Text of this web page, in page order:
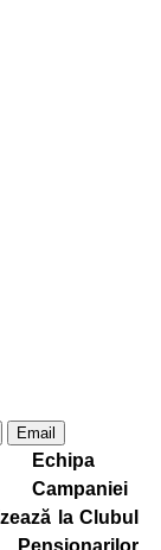
Email
Echipa
Campaniei
la Clubul